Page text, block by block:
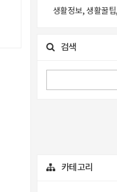
생활정보, 생활꿀
검색
카테고리